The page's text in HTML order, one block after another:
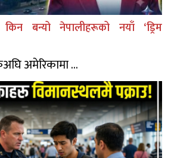
बन्यो नेपालीहरूको नयाँ ‘ड्रिम
अमेरिकामा ...